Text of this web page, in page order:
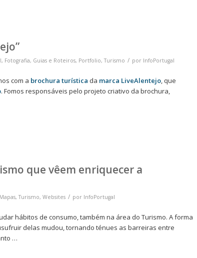
, Fotografia, Guias e Roteiros, Portfolio,Turismo / por InfoPortugal
com a brochura turística da marca LiveAlentejo, que
. Fomos responsáveis pelo projeto criativo da brochura,
que vêem enriquecer a
Mapas,Turismo, Websites / por InfoPortugal
hábitos de consumo, também na área do Turismo. A forma
delas mudou, tornando ténues as barreiras entre
…